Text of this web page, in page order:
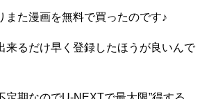
また漫画を無料で買ったのです♪
来るだけ早く登録したほうが良いんで